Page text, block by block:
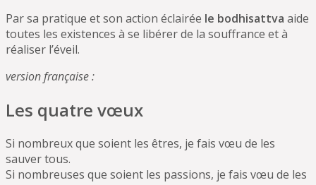
Par sa pratique et son action éclairée le bodhisattva aide
toutes les existences à se libérer de la souffrance et à
réaliser l’éveil.
version française :
Les quatre vœux
Si nombreux que soient les êtres, je fais vœu de les
sauver tous.
Si nombreuses que soient les passions, je fais vœu de les